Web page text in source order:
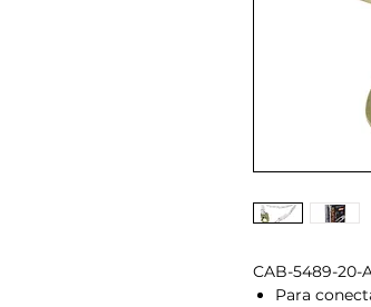
CAB-5489-20-
Para